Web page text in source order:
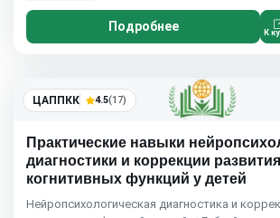
Подробнее К
ЦАППКК 4.5(17)
Практические навыки
диагностики и коррекции развития
когнитивных функций у детей
Нейропсихологическая диагностика и